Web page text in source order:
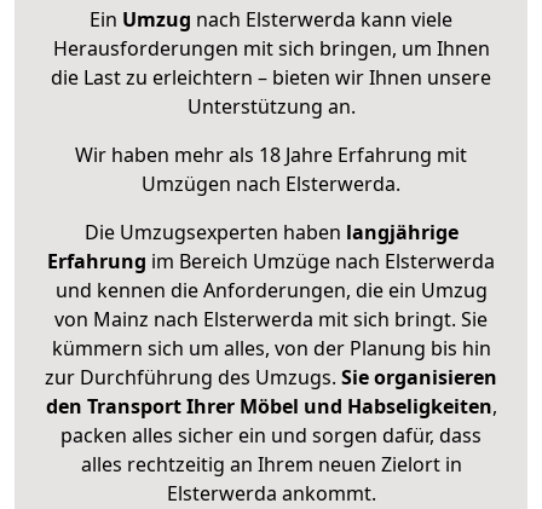
Ein Umzug nach Elsterwerda kann viele
Herausforderungen mit sich bringen, um Ihnen
die Last zu erleichtern – bieten wir Ihnen unsere
Unterstützung an.
Wir haben mehr als 18 Jahre Erfahrung mit
Umzügen nach Elsterwerda.
Die Umzugsexperten haben langjährige
Erfahrung im Bereich Umzüge nach Elsterwerda
und kennen die Anforderungen, die ein Umzug
von Mainz nach Elsterwerda mit sich bringt. Sie
kümmern sich um alles, von der Planung bis hin
zur Durchführung des Umzugs. Sie organisieren
den Transport Ihrer Möbel und Habseligkeiten,
packen alles sicher ein und sorgen dafür, dass
alles rechtzeitig an Ihrem neuen Zielort in
Elsterwerda ankommt.